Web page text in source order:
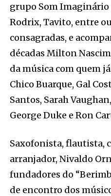
grupo Som Imaginário
Rodrix, Tavito, entre
consagradas, e
décadas Milton
da música com quem
Chico Buarque, Gal
Santos, Sarah
George Duke e Ron
Saxofonista, flautista,
arranjador, Nivaldo
fundadores do
de encontro dos